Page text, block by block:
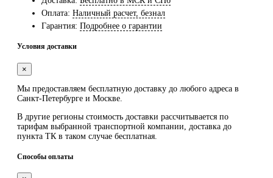
Оплата: Наличный расчет, безнал
Гарантия: Подробнее о гарантии
Условия доставки
×
Мы предоставляем бесплатную доставку до любого адреса в
Санкт-Петербурге и Москве.
В другие регионы стоимость доставки рассчитывается по
тарифам выбранной транспортной компании, доставка до
пункта ТК в таком случае бесплатная
Способы оплаты